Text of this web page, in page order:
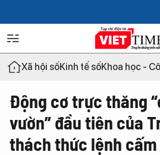
Xã hội sốKinh tế sốKhoa học -
Động cơ trực thăng
vườn” đầu tiên của
thách thức lệnh cấm